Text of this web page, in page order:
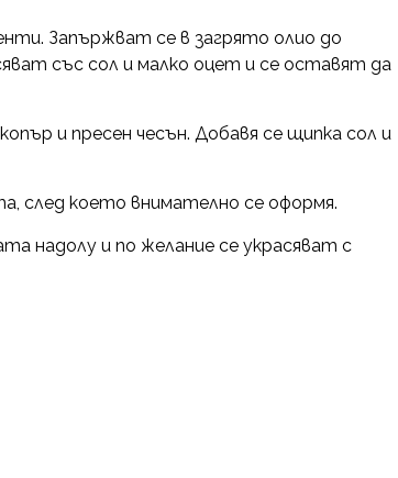
Запържват се в загрято олио до
със сол и малко оцет и се оставят да
и пресен чесън. Добавя се щипка сол и
след което внимателно се оформя.
надолу и по желание се украсяват с